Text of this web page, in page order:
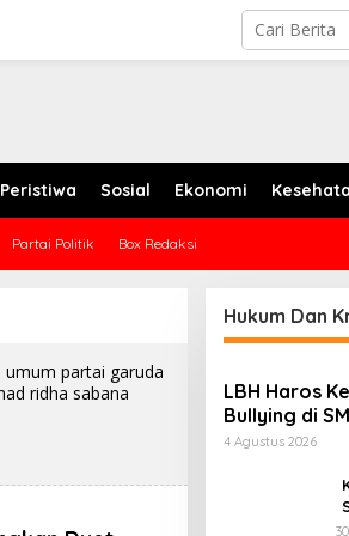
Peristiwa Sosial Ekonomi
Partai Politik Box Redaksi
Hukum Dan
LBH Haros
Bullying di
Justru
4 Agustus 2026